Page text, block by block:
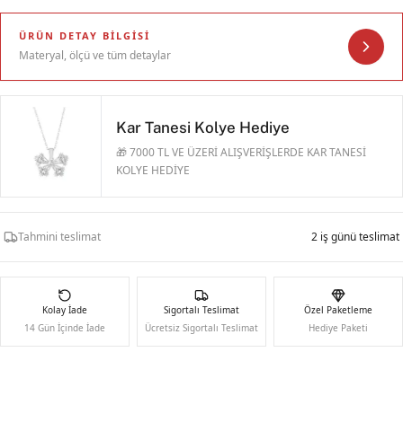
ÜRÜN DETAY BILGISI
Materyal, ölçü ve tüm detaylar
Kar Tanesi Kolye Hediye
🎁 7000 TL VE ÜZERİ ALIŞVERİŞLERDE KAR TANESİ
KOLYE HEDİYE
Tahmini teslimat 2 iş günü teslimat
Kolay İade
14 Gün İçinde İade
Sigortalı Teslimat
Ücretsiz Sigortalı Teslimat
Özel Paketleme
Hediye Paketi